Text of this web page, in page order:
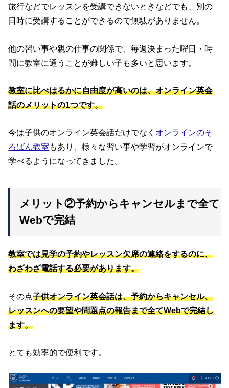
旅行などでレッスンを受講できないときなどでも、別の
日時に受講することができるので無駄がありません。
他の習い事や親の仕事の関係で、毎週決まった曜日・時
間に教室に通うことが難しい子も多いと思います。
教室に比べはるかに自由度が高いのは、オンライン英会
話のメリットの1つです。
今は子供のオンライン英会話だけでなく オンラインのそ
ろばん教室 もあり、様々な習い事や学習がオンラインで
学べるようになってきました。
メリット②予約からキャンセルまで全て
Webで完結
教室では見学の予約やレッスン欠席の連絡をするのに、
わざわざ電話する必要があります。
その点子供オンライン英会話は、予約からキャンセル、
レッスンへの要望や問題点の報告まで全てWebで完結し
ます。
とても効率的で便利です。